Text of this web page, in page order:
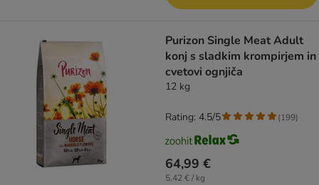
Purizon Single Meat Adult
konj s sladkim krompirjem in
cvetovi ognjiča
12 kg
64,99 €
5,42 € / kg
Rating: 4.5/5 (199)